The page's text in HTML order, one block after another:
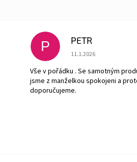
hvězdiček. P PETR
Hodnocení obchodu
11.1.2026
Vše v pořádku . Se samotným
jsme z manželkou spokojeni a
doporučujeme.